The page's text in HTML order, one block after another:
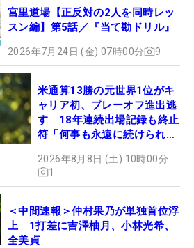
宮里道場【正反対の2人を同時レッ
スン編】第5話／『当て勘ドリル』
2026年7月24日 (金) 07時00分 9
米通算13勝の元世界1位がキ
ャリア初、プレーオフ進出逃
す 18年連続出場記録も終止
符「何事も永遠に続けられな
2026年8月8日 (土) 10時00分
1
＜中間速報＞仲村果乃が単独首位浮
上 1打差に吉澤柚月、小林光希、
全美貞